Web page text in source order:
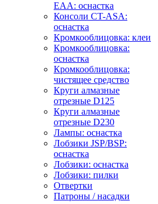
EAA: оснастка
Консоли CT-ASA:
оснастка
Кромкооблицовка: клеи
Кромкооблицовка:
оснастка
Кромкооблицовка:
чистящее средство
Круги алмазные
отрезные D125
Круги алмазные
отрезные D230
Лампы: оснастка
Лобзики JSP/BSP:
оснастка
Лобзики: оснастка
Лобзики: пилки
Отвертки
Патроны / насадки